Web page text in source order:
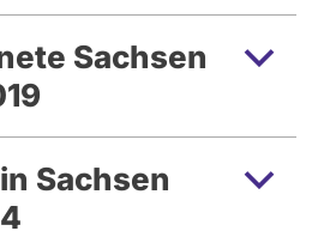
Sachsen
Sachsen